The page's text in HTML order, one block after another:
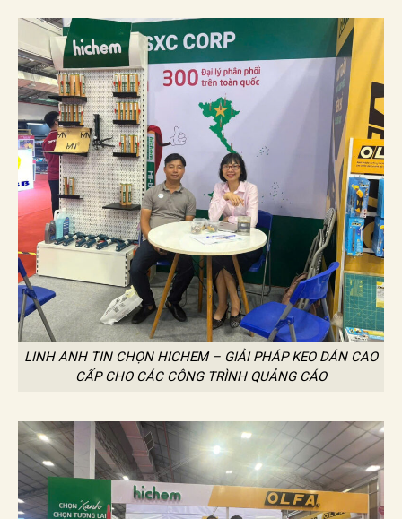
LINH ANH TIN CHỌN HICHEM – GIẢI PHÁP KEO DÁN CAO
CẤP CHO CÁC CÔNG TRÌNH QUẢNG CÁO